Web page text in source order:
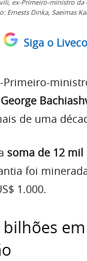
ex-Primeiro-ministro da
Ernests Dinka, Saeimas
Siga o
Primeiro-
George
de uma
soma de 12
foi
1.000.